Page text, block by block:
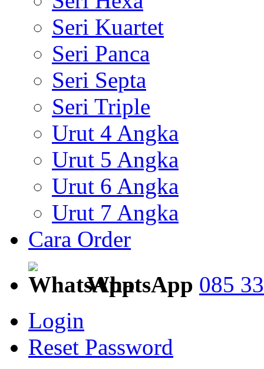
Seri Kuartet
Seri Panca
Seri Septa
Seri Triple
Urut 4 Angka
Urut 5 Angka
Urut 6 Angka
Urut 7 Angka
Cara Order
WhatsApp 085
Login
Reset Password